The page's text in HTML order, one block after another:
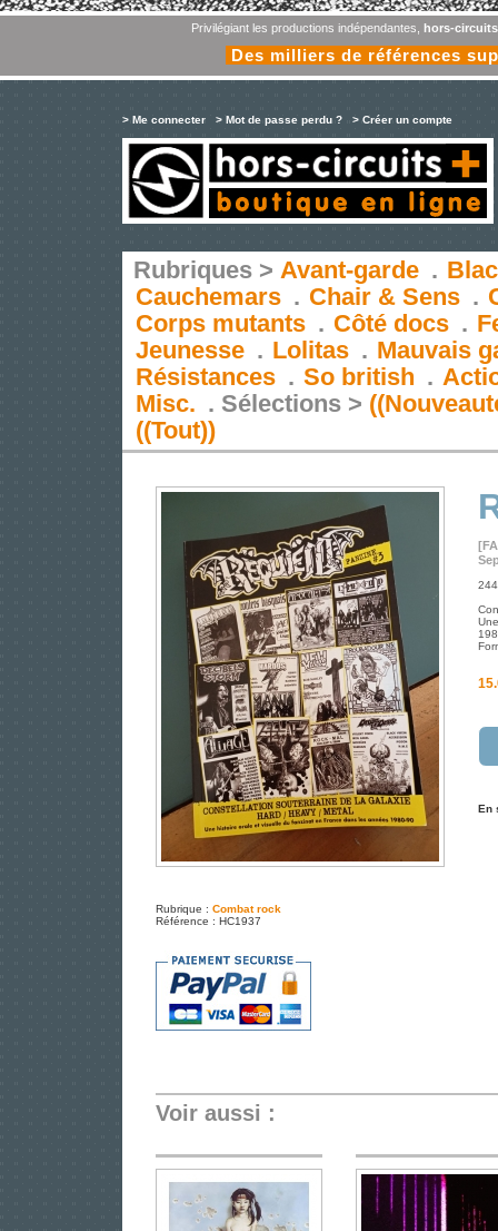
Privilégiant les productions indépendantes, hors-
Des milliers de références
> Me connecter > Mot de passe perdu ? > Créer un compte
Rubriques > Avant-garde .
Cauchemars . Chair & Sens .
Corps mutants . Côté docs .
Jeunesse . Lolitas . Mauvais
Résistances . So british .
Misc. . Sélections >
((Tout))
Rubrique : Combat rock
Référence : HC1937
En
Voir aussi :